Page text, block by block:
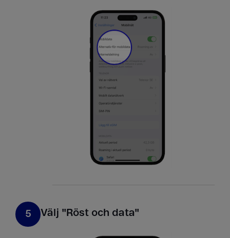
5 Välj "Röst och data​"